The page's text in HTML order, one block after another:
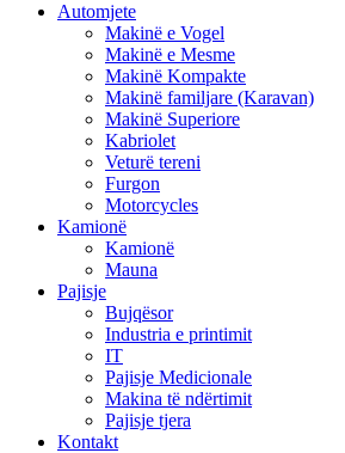
Automjete
Makinë e Vogel
Makinë e Mesme
Makinë Kompakte
Makinë familjare (Karavan)
Makinë Superiore
Kabriolet
Veturë tereni
Furgon
Motorcycles
Kamionë
Kamionë
Mauna
Pajisje
Bujqësor
Industria e printimit
IT
Pajisje Medicionale
Makina të ndërtimit
Pajisje tjera
Kontakt